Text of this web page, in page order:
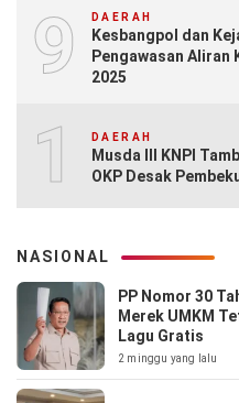
9 DAERAH
Kesbangpol dan
Pengawasan Aliran
2025
10DAERAH
Musda III KNPI
OKP Desak
NASIONAL
PP Nomor 30
Merek UMKM
Lagu Gratis
2 minggu yang lalu